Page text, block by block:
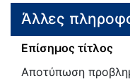
Άλλες
Επίσημος τίτλος
Αποτύπωση